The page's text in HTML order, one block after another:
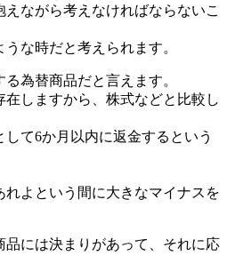
ながら考えなければならないこ
な時だと考えられます。
為替商品だと言えます。
しますから、株式などと比較し
て6か月以内に返金するという
よという間に大きなマイナスを
には決まりがあって、それに応